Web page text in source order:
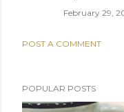
February 29,
POST A COMMENT
POPULAR POSTS